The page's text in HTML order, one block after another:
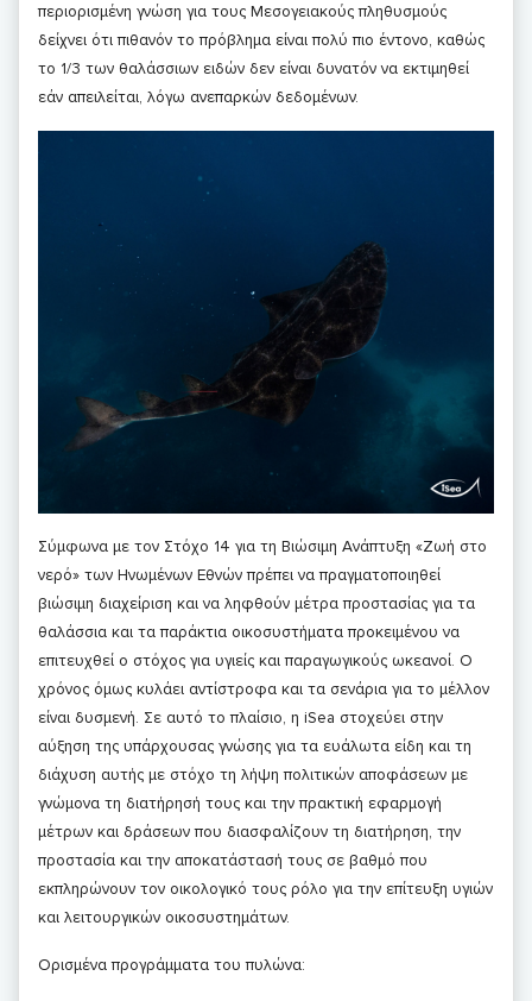
περιορισμένη γνώση για τους Μεσογειακούς πληθυσμούς
δείχνει ότι πιθανόν το πρόβλημα είναι πολύ πιο έντονο, καθώς
το 1/3 των θαλάσσιων ειδών δεν είναι δυνατόν να εκτιμηθεί
εάν απειλείται, λόγω ανεπαρκών δεδομένων.
Σύμφωνα με τον Στόχο 14 για τη Βιώσιμη Ανάπτυξη «Ζωή στο
νερό» των Ηνωμένων Εθνών πρέπει να πραγματοποιηθεί
βιώσιμη διαχείριση και να ληφθούν μέτρα προστασίας για τα
θαλάσσια και τα παράκτια οικοσυστήματα προκειμένου να
επιτευχθεί ο στόχος για υγιείς και παραγωγικούς ωκεανοί. Ο
χρόνος όμως κυλάει αντίστροφα και τα σενάρια για το μέλλον
είναι δυσμενή. Σε αυτό το πλαίσιο, η iSea στοχεύει στην
αύξηση της υπάρχουσας γνώσης για τα ευάλωτα είδη και τη
διάχυση αυτής με στόχο τη λήψη πολιτικών αποφάσεων με
γνώμονα τη διατήρησή τους και την πρακτική εφαρμογή
μέτρων και δράσεων που διασφαλίζουν τη διατήρηση, την
προστασία και την αποκατάστασή τους σε βαθμό που
εκπληρώνουν τον οικολογικό τους ρόλο για την επίτευξη υγιών
και λειτουργικών οικοσυστημάτων.
Ορισμένα προγράμματα του πυλώνα: